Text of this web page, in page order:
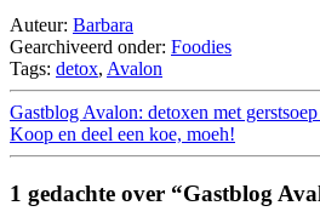
Auteur: Barbara
Gearchiveerd onder: Foodies
Tags: detox, Avalon
Gastblog Avalon: detoxen met
Koop en deel een koe, moeh!
1 gedachte over “Gastblog